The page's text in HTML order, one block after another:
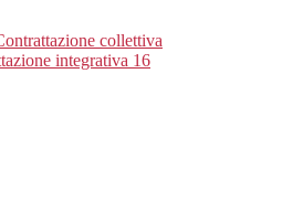
collettiva
integrativa 16